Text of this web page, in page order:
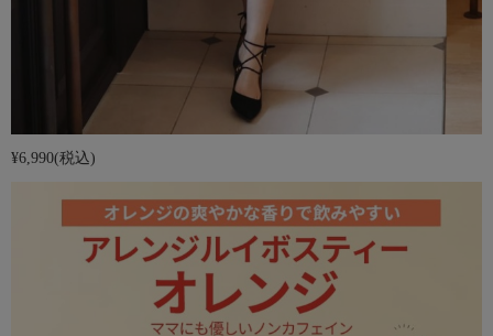
¥6,990(税込)